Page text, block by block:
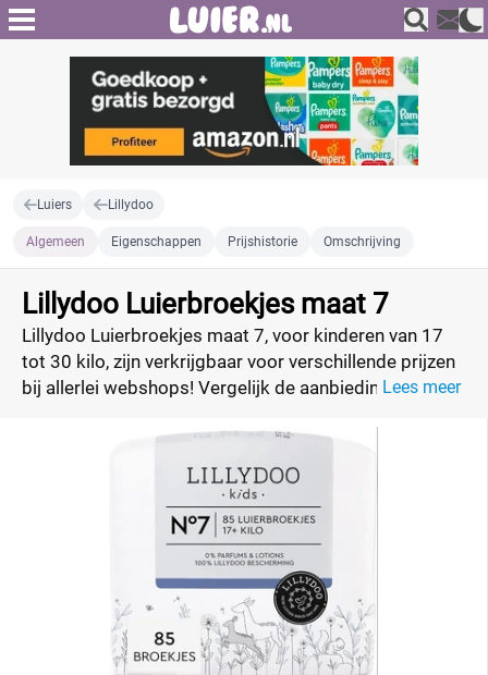
Luiers Lillydoo
Algemeen Eigenschappen Prijshistorie Omschrijving
Lillydoo Luierbroekjes maat 7
Lillydoo Luierbroekjes maat 7, voor kinderen van 17
tot 30 kilo, zijn verkrijgbaar voor verschillende prijzen
bij allerlei webshops! Vergelijk de aanbiedingen en
Lees meer